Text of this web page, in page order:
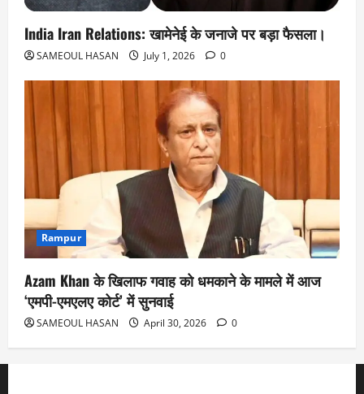
India Iran Relations: खामेनेई के जनाजे पर बड़ा फैसला।
SAMEOUL HASAN July 1, 2026 0
Rampur
Azam Khan के खिलाफ गवाह को धमकाने के मामले में आज
‘एमपी-एमएलए कोर्ट’ में सुनवाई
SAMEOUL HASAN April 30, 2026 0